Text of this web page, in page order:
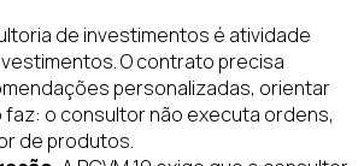
de investimentos é atividade
O contrato precisa
personalizadas, orientar
o consultor não executa ordens,
de produtos.